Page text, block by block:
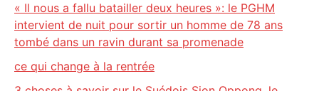
« Il nous a fallu batailler deux heures »: le PGHM
intervient de nuit pour sortir un homme de 78 ans
tombé dans un ravin durant sa promenade
ce qui change à la rentrée